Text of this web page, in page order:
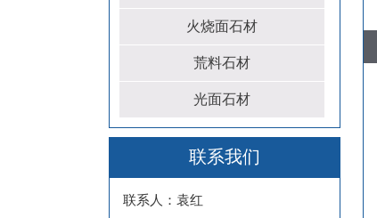
火烧面石材
荒料石材
光面石材
联系我们
联系人：袁红